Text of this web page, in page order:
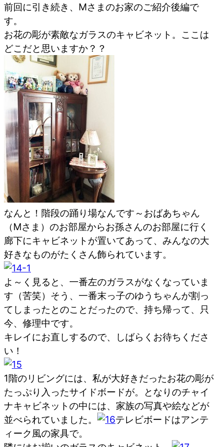
前回に引き続き、Mさまのお家のご紹介後編で
す。
お花の彫が素敵なガラスのキャビネット。ここは
どこだと思いますか？？
なんと！階段の踊り場なんです～おばあちゃん
（Mさま）のお部屋からお孫さんのお部屋に行く
廊下にキャビネットが置いてあって、みんなの大
好きなものがたくさん飾られています。
よ～く見ると、一番左のガラスがなくなっていま
す（苦笑）そう、一番末っ子のゆうちゃんが割っ
てしまったとのことだったので、持ち帰って、只
今、修理中です。
キレイにお直しするので、しばらくお待ちくださ
い！
1階のリビングには、私が大好きだったお花の彫が
たっぷり入ったサイドボードが。となりのチャイ
ナキャビネットの中には、家族の写真や絵などが
並べられていました。
テレビボードはアンテ
ィーク風の家具で。